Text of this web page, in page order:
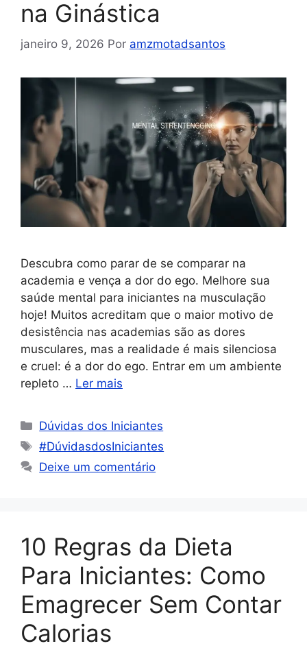
na Ginástica
janeiro 9, 2026 Por amzmotadsantos
Descubra como parar de se comparar na
academia e vença a dor do ego. Melhore sua
saúde mental para iniciantes na musculação
hoje! Muitos acreditam que o maior motivo de
desistência nas academias são as dores
musculares, mas a realidade é mais silenciosa
e cruel: é a dor do ego. Entrar em um ambiente
repleto … Ler mais
Dúvidas dos Iniciantes
#DúvidasdosIniciantes
Deixe um comentário
10 Regras da Dieta
Para Iniciantes: Como
Emagrecer Sem Contar
Calorias